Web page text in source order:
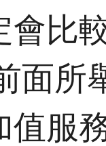
會比
面所
值服